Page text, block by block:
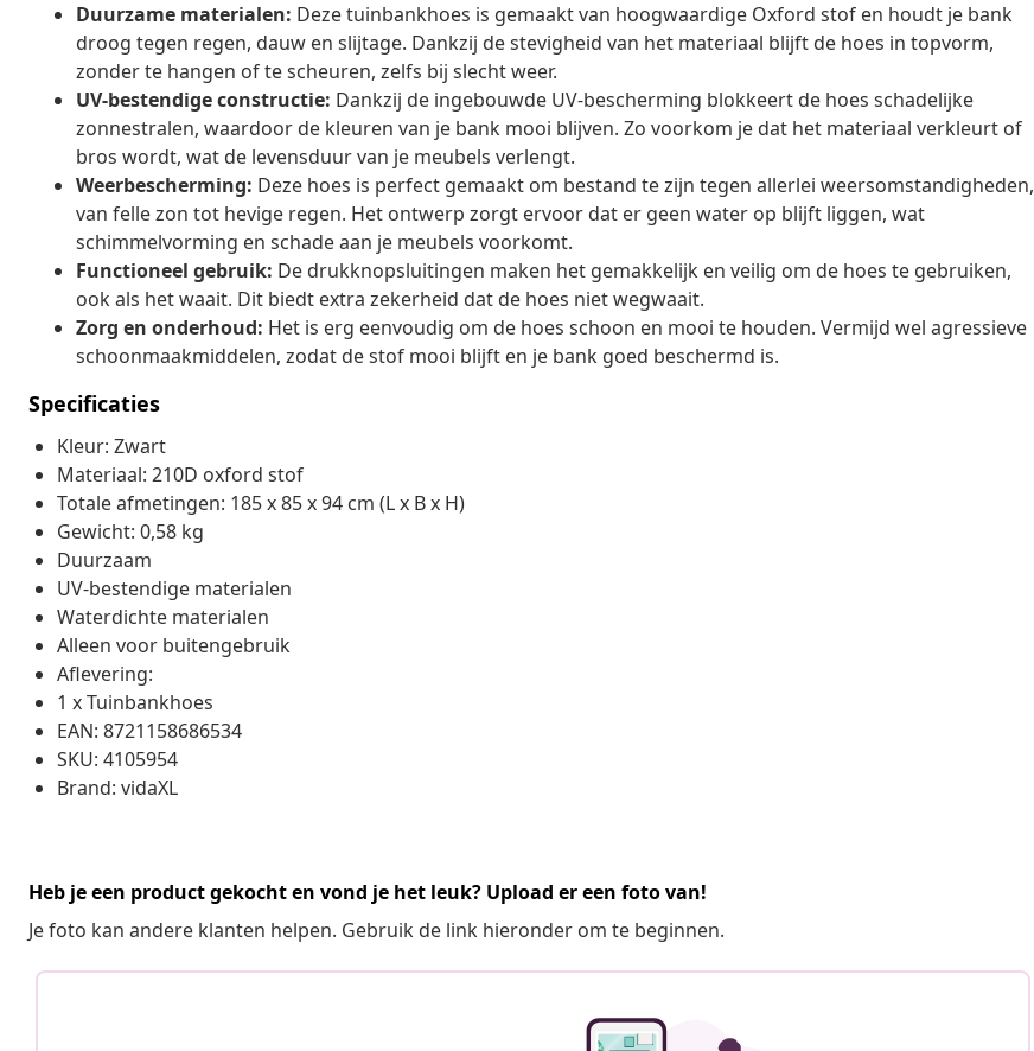
Duurzame materialen: Deze tuinbankhoes is gemaakt van hoogwaardige Oxford stof en houdt je bank
droog tegen regen, dauw en slijtage. Dankzij de stevigheid van het materiaal blijft de hoes in topvorm,
zonder te hangen of te scheuren, zelfs bij slecht weer.
UV-bestendige constructie: Dankzij de ingebouwde UV-bescherming blokkeert de hoes schadelijke
zonnestralen, waardoor de kleuren van je bank mooi blijven. Zo voorkom je dat het materiaal verkleurt of
bros wordt, wat de levensduur van je meubels verlengt.
Weerbescherming: Deze hoes is perfect gemaakt om bestand te zijn tegen allerlei weersomstandigheden,
van felle zon tot hevige regen. Het ontwerp zorgt ervoor dat er geen water op blijft liggen, wat
schimmelvorming en schade aan je meubels voorkomt.
Functioneel gebruik: De drukknopsluitingen maken het gemakkelijk en veilig om de hoes te gebruiken,
ook als het waait. Dit biedt extra zekerheid dat de hoes niet wegwaait.
Zorg en onderhoud: Het is erg eenvoudig om de hoes schoon en mooi te houden. Vermijd wel agressieve
schoonmaakmiddelen, zodat de stof mooi blijft en je bank goed beschermd is.
Specificaties
Kleur: Zwart
Materiaal: 210D oxford stof
Totale afmetingen: 185 x 85 x 94 cm (L x B x H)
Gewicht: 0,58 kg
Duurzaam
UV-bestendige materialen
Waterdichte materialen
Alleen voor buitengebruik
Aflevering:
1 x Tuinbankhoes
EAN: 8721158686534
SKU: 4105954
Brand: vidaXL
Heb je een product gekocht en vond je het leuk? Upload er een foto van!
Je foto kan andere klanten helpen. Gebruik de link hieronder om te beginnen.